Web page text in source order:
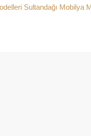
Sultandağı Mobilya